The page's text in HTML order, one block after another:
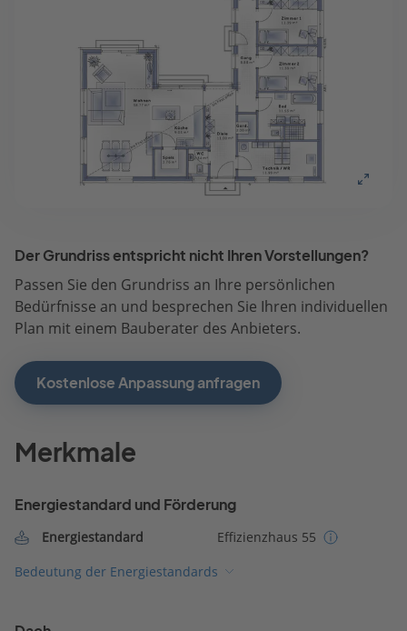
Der Grundriss entspricht nicht Ihren Vorstellungen?
Passen Sie den Grundriss an Ihre persönlichen
Bedürfnisse an und besprechen Sie Ihren individuellen
Plan mit einem Bauberater des Anbieters.
Kostenlose Anpassung anfragen
Merkmale
Energiestandard und Förderung
Energiestandard
Effizienzhaus 55
Bedeutung der Energiestandards